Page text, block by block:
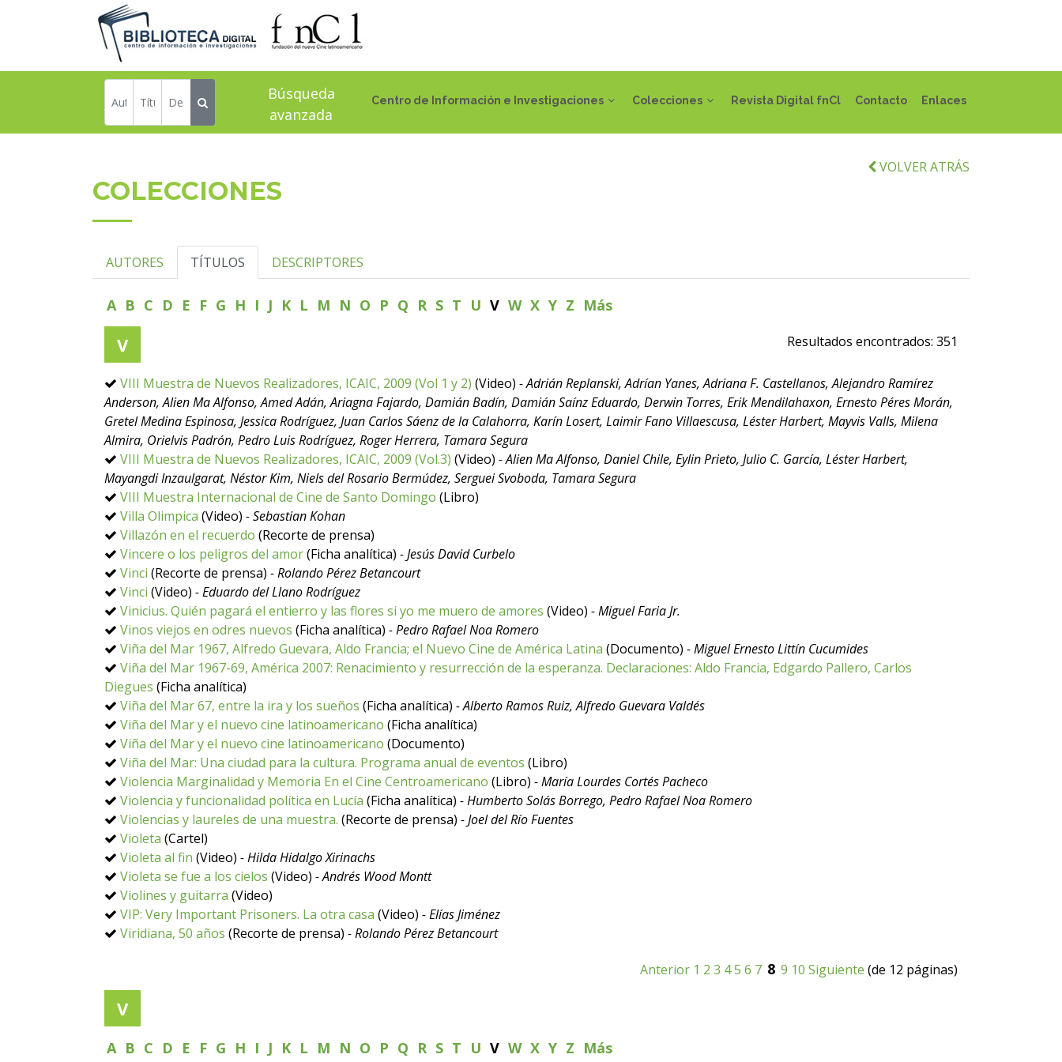
Centro de Información e Investigaciones Colecciones Revista Digital fnCl Contacto Enlaces
Búsqueda
avanzada
VOLVER ATRÁS
COLECCIONES
AUTORES TÍTULOS DESCRIPTORES
A B C D E F G H I J K L M N O P Q R S T U V W X Y Z Más
V Resultados encontrados: 351
VIII Muestra de Nuevos Realizadores, ICAIC, 2009 (Vol 1 y 2) (Video) - Adrián Replanski, Adrían Yanes, Adriana F. Castellanos, Alejandro Ramírez
Anderson, Alien Ma Alfonso, Amed Adán, Ariagna Fajardo, Damián Badín, Damián Saínz Eduardo, Derwin Torres, Erik Mendilahaxon, Ernesto Péres Morán,
Gretel Medina Espinosa, Jessica Rodríguez, Juan Carlos Sáenz de la Calahorra, Karín Losert, Laimir Fano Villaescusa, Léster Harbert, Mayvis Valls, Milena
Almira, Orielvis Padrón, Pedro Luis Rodríguez, Roger Herrera, Tamara Segura
VIII Muestra de Nuevos Realizadores, ICAIC, 2009 (Vol.3) (Video) - Alien Ma Alfonso, Daniel Chile, Eylin Prieto, Julio C. García, Léster Harbert,
Mayangdi Inzaulgarat, Néstor Kim, Niels del Rosario Bermúdez, Serguei Svoboda, Tamara Segura
VIII Muestra Internacional de Cine de Santo Domingo (Libro)
Villa Olimpica (Video) - Sebastian Kohan
Villazón en el recuerdo (Recorte de prensa)
Vincere o los peligros del amor(Ficha analítica) - Jesús David Curbelo
Vinci (Recorte de prensa) - Rolando Pérez Betancourt
Vinci (Video) - Eduardo del Llano Rodríguez
Vinicius. Quién pagará el entierro y las flores si yo me muero de amores (Video) - Miguel Faria Jr.
Vinos viejos en odres nuevos (Ficha analítica) - Pedro Rafael Noa Romero
Viña del Mar 1967, Alfredo Guevara, Aldo Francia; el Nuevo Cine de América Latina (Documento) - Miguel Ernesto Littín Cucumides
Viña del Mar 1967-69, América 2007: Renacimiento y resurrección de la esperanza. Declaraciones: Aldo Francia, Edgardo Pallero, Carlos
Diegues (Ficha analítica)
Viña del Mar 67, entre la ira y los sueños (Ficha analítica) - Alberto Ramos Ruiz, Alfredo Guevara Valdés
Viña del Mar y el nuevo cine latinoamericano (Ficha analítica)
Viña del Mar y el nuevo cine latinoamericano (Documento)
Viña del Mar: Una ciudad para la cultura. Programa anual de eventos (Libro)
Violencia Marginalidad y Memoria En el Cine Centroamericano (Libro) - María Lourdes Cortés Pacheco
Violencia y funcionalidad política en Lucía (Ficha analítica) - Humberto Solás Borrego, Pedro Rafael Noa Romero
Violencias y laureles de una muestra. (Recorte de prensa) - Joel del Río Fuentes
Violeta (Cartel)
Violeta al fin (Video) - Hilda Hidalgo Xirinachs
Violeta se fue a los cielos (Video) - Andrés Wood Montt
Violines y guitarra (Video)
VIP: Very Important Prisoners. La otra casa (Video) - Elías Jiménez
Viridiana, 50 años (Recorte de prensa) - Rolando Pérez Betancourt
Anterior 1 2 3 45 6 7 8 9 10 Siguiente (de 12 páginas)
V
A B C D E F G H I J K L M N O P Q R S T U V W X Y Z Más